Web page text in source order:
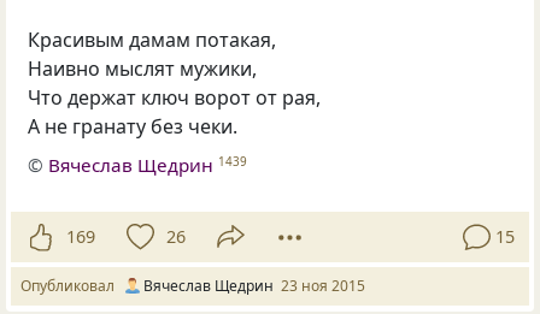
Красивым дамам потакая,
Наивно мыслят мужики,
Что держат ключ ворот от рая,
А не гранату без чеки.
© Вячеслав Щедрин 1439
169 26 15
Опубликовал Вячеслав Щедрин 23 ноя 2015